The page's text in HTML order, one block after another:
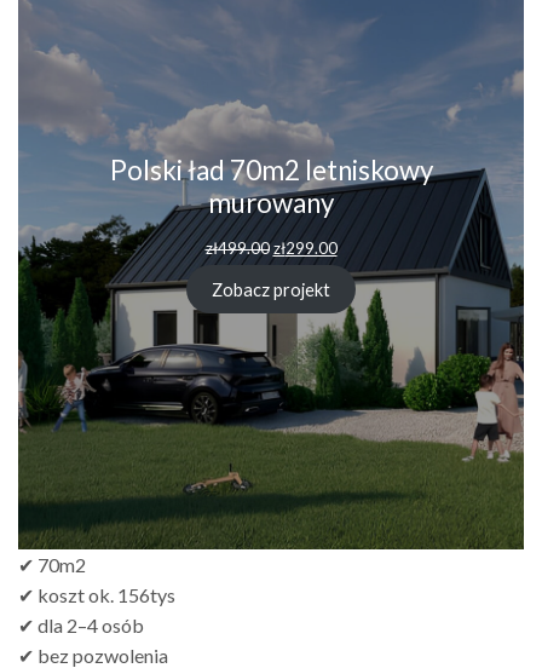
Polski ład 70m2 letniskowy
murowany
zł499.00 zł299.00
Zobacz projekt
✔ 70m2
✔ koszt ok. 156tys
✔ dla 2–4 osób
✔ bez pozwolenia